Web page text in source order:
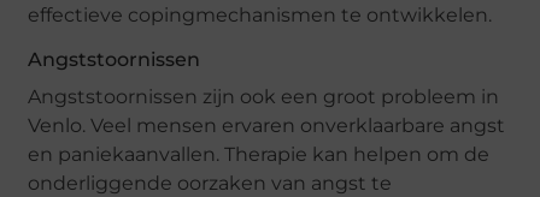
effectieve copingmechanismen te ontwikkelen.
Angststoornissen
Angststoornissen zijn ook een groot probleem in
Venlo. Veel mensen ervaren onverklaarbare angst
en paniekaanvallen. Therapie kan helpen om de
onderliggende oorzaken van angst te